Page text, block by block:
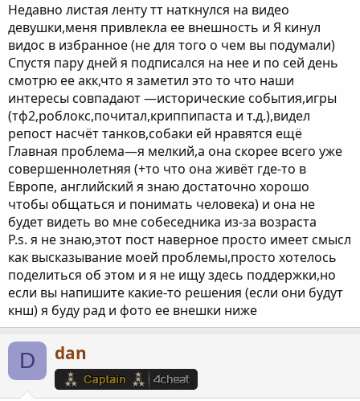
а
Недавно листая ленту тт наткнулся на видео
девушки,меня привлекла ее внешность и Я кинул
видос в избранное (не для того о чем вы подумали)
Спустя пару дней я подписался на нее и по сей день
смотрю ее акк,что я заметил это то что наши
интересы совпадают —исторические события,игры
(тф2,роблокс,почитал,криппипаста и т.д.),видел
репост насчёт танков,собаки ей нравятся ещё
Главная проблема—я мелкий,а она скорее всего уже
совершеннолетняя (+то что она живёт где-то в
Европе, английский я знаю достаточно хорошо
чтобы общаться и понимать человека) и она не
будет видеть во мне собеседника из-за возраста
P.s. я не знаю,этот пост наверное просто имеет смысл
как высказывание моей проблемы,просто хотелось
поделиться об этом и я не ищу здесь поддержки,но
если вы напишите какие-то решения (если они будут
кнш) я буду рад и фото ее внешки ниже
D dan